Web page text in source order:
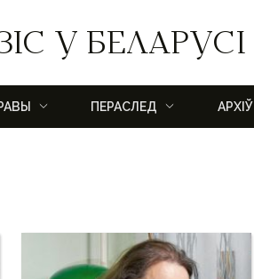
У БЕЛАРУСІ
ПЕРАСЛЕД АРХІЎ